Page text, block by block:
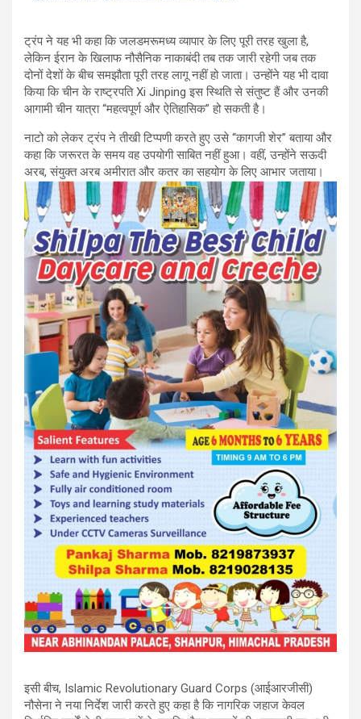
ट्रंप ने यह भी कहा कि जलडमरूमध्य व्यापार के लिए पूरी तरह खुला है,
लेकिन ईरान के खिलाफ नौसैनिक नाकाबंदी तब तक जारी रहेगी जब तक
दोनों देशों के बीच समझौता पूरी तरह लागू नहीं हो जाता। उन्होंने यह भी दावा
किया कि चीन के राष्ट्रपति Xi Jinping इस स्थिति से संतुष्ट हैं और उनकी
आगामी चीन यात्रा “महत्वपूर्ण और ऐतिहासिक” हो सकती है।
नाटो को लेकर ट्रंप ने तीखी टिप्पणी करते हुए उसे “कागजी शेर” बताया और
कहा कि जरूरत के समय वह उपयोगी साबित नहीं हुआ। वहीं, उन्होंने सऊदी
अरब, संयुक्त अरब अमीरात और कतर का सहयोग के लिए आभार जताया।
इसी बीच, Islamic Revolutionary Guard Corps (आईआरजीसी)
नौसेना ने नया निर्देश जारी करते हुए कहा है कि नागरिक जहाज केवल